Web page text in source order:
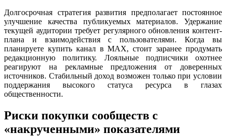
Долгосрочная стратегия развития предполагает постоянное
улучшение качества публикуемых материалов. Удержание
текущей аудитории требует регулярного обновления контент-
плана и взаимодействия с пользователями. Когда вы
планируете купить канал в MAX, стоит заранее продумать
редакционную политику. Лояльные подписчики охотнее
реагируют на рекламные предложения от доверенных
источников. Стабильный доход возможен только при условии
поддержания высокого статуса ресурса в глазах
общественности.
Риски покупки сообществ с
«накрученными» показателями